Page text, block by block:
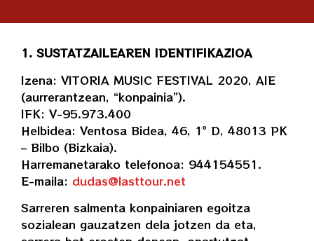
1. SUSTATZAILEAREN IDENTIFIKAZIOA
Izena: VITORIA MUSIC FESTIVAL 2020, AIE
(aurrerantzean, “konpainia”).
IFK: V-95.973.400
Helbidea: Ventosa Bidea, 46, 1º D, 48013 PK
– Bilbo (Bizkaia).
Harremanetarako telefonoa: 944154551.
E-maila: dudas@lasttour.net
Sarreren salmenta konpainiaren egoitza
sozialean gauzatzen dela jotzen da eta,